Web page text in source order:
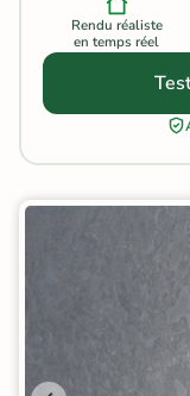
Rendu réaliste
en temps réel